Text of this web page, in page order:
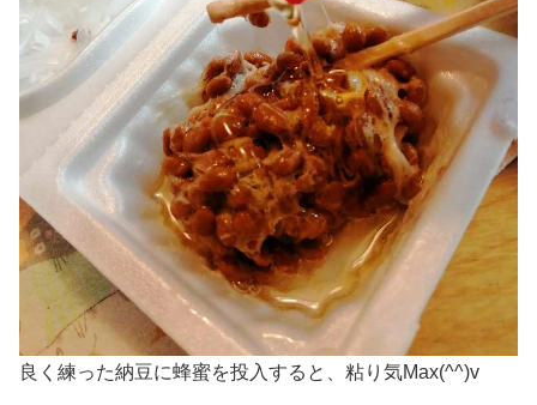
良く練った納豆に蜂蜜を投入すると、粘り気Max(^^)v